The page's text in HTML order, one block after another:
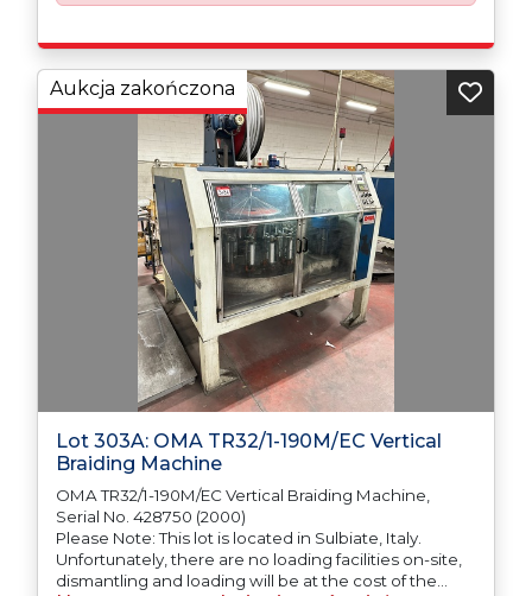
Lot 303A: OMA TR32/1-190M/EC Vertical
Braiding Machine
OMA TR32/1-190M/EC Vertical Braiding Machine,
Serial No. 428750 (2000)
Please Note: This lot is located in Sulbiate, Italy.
Unfortunately, there are no loading facilities on-site,
dismantling and loading will be at the cost of the
Aukcja zakończona